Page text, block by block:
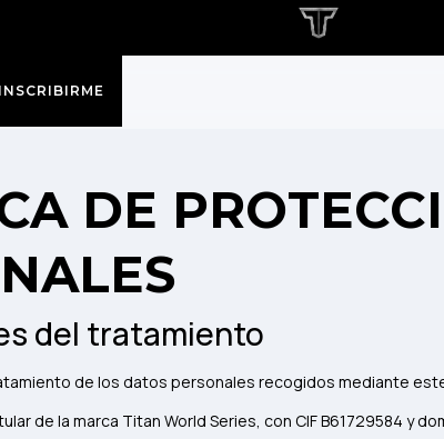
INSCRIBIRME
DE
del tratamiento
de los datos personales recogidos mediante
de la marca Titan World Series, con CIF B61729584 y